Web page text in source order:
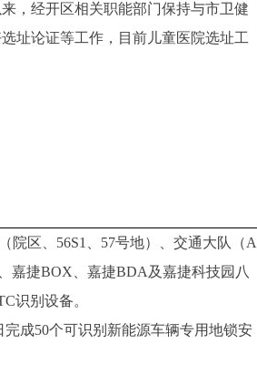
，经开区相关职能部门保持与市卫健
址论证等工作，目前儿童医院选址工
院区、56S1、57号地）、交通大队（A
嘉捷BOX、嘉捷BDA及嘉捷科技园八
识别设备。
成50个可识别新能源车辆专用地锁安